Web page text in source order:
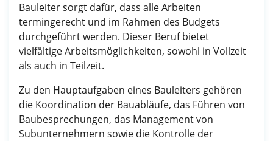
Bauleiter sorgt dafür, dass alle Arbeiten
termingerecht und im Rahmen des Budgets
durchgeführt werden. Dieser Beruf bietet
vielfältige Arbeitsmöglichkeiten, sowohl in Vollzeit
als auch in Teilzeit.
Zu den Hauptaufgaben eines Bauleiters gehören
die Koordination der Bauabläufe, das Führen von
Baubesprechungen, das Management von
Subunternehmern sowie die Kontrolle der